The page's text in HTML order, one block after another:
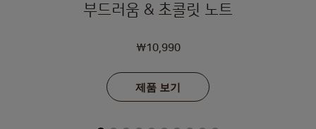
부드러움 & 초콜릿 노트
₩10,990
제품 보기